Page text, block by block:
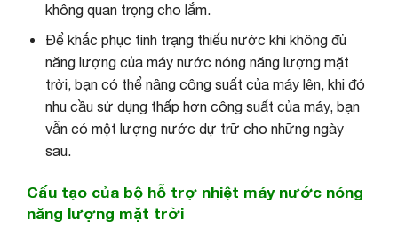
không quan trọng cho lắm.
Để khắc phục tình trạng thiếu nước khi không đủ
năng lượng của máy nước nóng năng lượng mặt
trời, bạn có thể nâng công suất của máy lên, khi đó
nhu cầu sử dụng thấp hơn công suất của máy, bạn
vẫn có một lượng nước dự trữ cho những ngày
sau.
Cấu tạo của bộ hỗ trợ nhiệt máy nước nóng
năng lượng mặt trời